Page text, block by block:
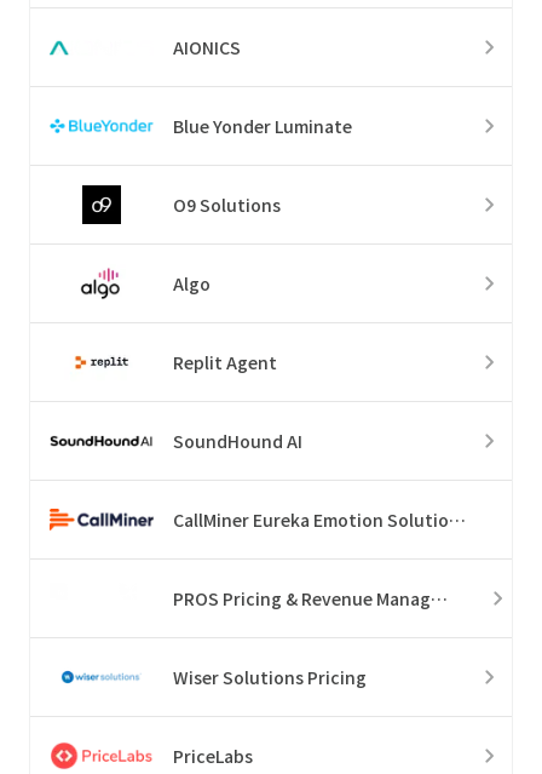
AIONICS
Blue Yonder Luminate
O9 Solutions
Algo
Replit Agent
SoundHound AI
CallMiner Eureka Emotion Solution Suite
PROS Pricing & Revenue Management
Wiser Solutions Pricing
PriceLabs